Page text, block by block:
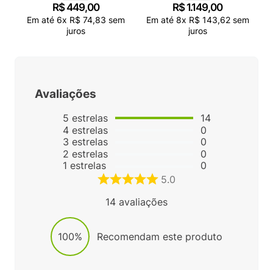
R$449,00
Em até 6x R$ 74,83 sem
juros
R$ 1.149,00
Em até 8x R$ 143,62sem
juros
Avaliações
5 estrelas
4estrelas
3 estrelas
2 estrelas
1 estrelas
14
0
0
0
0
5.0
14 avaliações
100% Recomendam este produto